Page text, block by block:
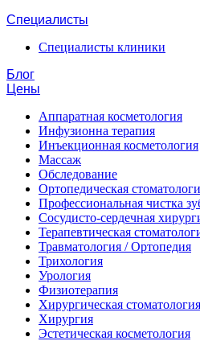
Специалисты
Специалисты клиники
Блог
Цены
Аппаратная косметология
Инфузионна терапия
Инъекционная косметология
Массаж
Обследование
Ортопедическая
Профессиональная чистка
Сосудисто-сердечная
Терапевтическая
Травматология / Ортопедия
Трихология
Урология
Физиотерапия
Хирургическая стоматология
Хирургия
Эстетическая косметология